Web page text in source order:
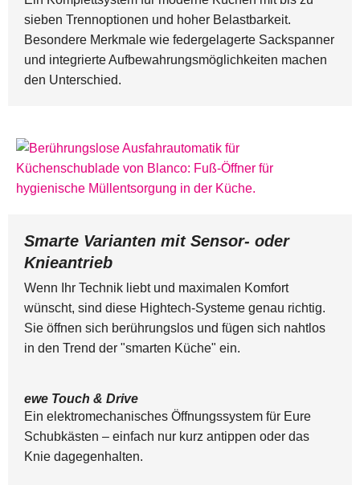
sieben Trennoptionen und hoher Belastbarkeit.
Besondere Merkmale wie federgelagerte Sackspanner
und integrierte Aufbewahrungsmöglichkeiten machen
den Unterschied.
Smarte Varianten mit Sensor- oder
Knieantrieb
Wenn Ihr Technik liebt und maximalen Komfort
wünscht, sind diese Hightech-Systeme genau richtig.
Sie öffnen sich berührungslos und fügen sich nahtlos
in den Trend der "smarten Küche" ein.
ewe Touch & Drive
Ein elektromechanisches Öffnungssystem für Eure
Schubkästen – einfach nur kurz antippen oder das
Knie dagegenhalten.